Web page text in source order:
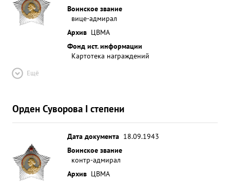
Воинское звание
вице-адмирал
Архив ЦВМА
Фонд ист. информации
Картотека награждений
Ещё
Орден Суворова I степени
Дата документа 18.09.1943
Воинское звание
контр-адмирал
Архив ЦВМА